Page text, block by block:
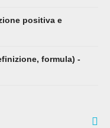
positiva e
formula) -